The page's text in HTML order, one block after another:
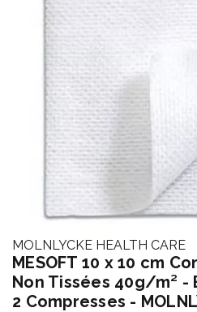
MOLNLYCKE HEALTH CARE
MESOFT 10 x 10 cm
Non Tissées 40g/m²
2 Compresses -